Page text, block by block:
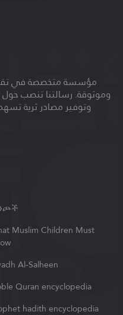
مؤسسة متخصصة في
وموثوقة. رسالتنا تنصب حول
وتوفير مصادر ثرية
Muslim Children Must
Al-Salheen
Quran encyclopedia
hadith encyclopedia